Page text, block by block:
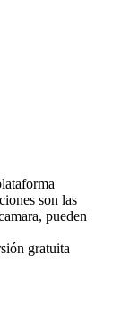
son las
pueden
gratuita